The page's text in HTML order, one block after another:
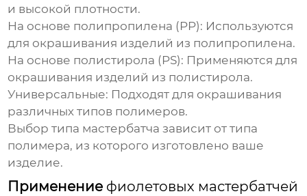
и высокой плотности.
На основе полипропилена (PP): Используются
для окрашивания изделий из полипропилена.
На основе полистирола (PS): Применяются для
окрашивания изделий из полистирола.
Универсальные: Подходят для окрашивания
различных типов полимеров.
Выбор типа мастербатча зависит от типа
полимера, из которого изготовлено ваше
изделие.
Применение фиолетовых мастербатчей